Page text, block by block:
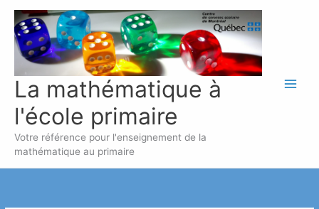
contenu
La mathématique à
l'école primaire
Votre référence pour l'enseignement de la
mathématique au primaire